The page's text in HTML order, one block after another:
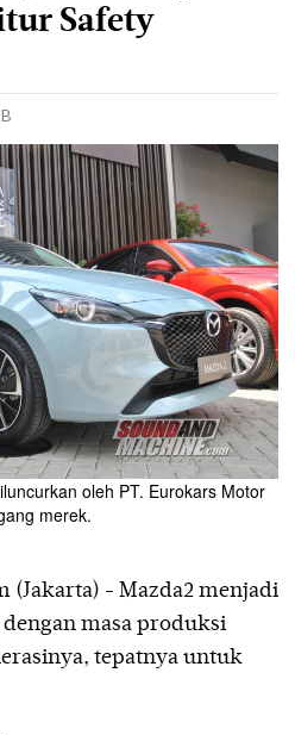
Safety
oleh PT. Eurokars Motor
merek.
(Jakarta) - Mazda2 menjadi
masa produksi
tepatnya untuk